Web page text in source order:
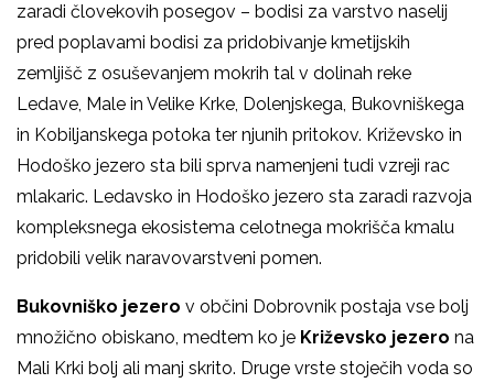
zaradi človekovih posegov – bodisi za varstvo naselij
pred poplavami bodisi za pridobivanje kmetijskih
zemljišč z osuševanjem mokrih tal v dolinah reke
Ledave, Male in Velike Krke, Dolenjskega, Bukovniškega
in Kobiljanskega potoka ter njunih pritokov. Križevsko in
Hodoško jezero sta bili sprva namenjeni tudi vzreji rac
mlakaric. Ledavsko in Hodoško jezero sta zaradi razvoja
kompleksnega ekosistema celotnega mokrišča kmalu
pridobili velik naravovarstveni pomen.
Bukovniško jezero v občini Dobrovnik postaja vse bolj
množično obiskano, medtem ko je Križevsko jezero na
Mali Krki bolj ali manj skrito. Druge vrste stoječih voda so